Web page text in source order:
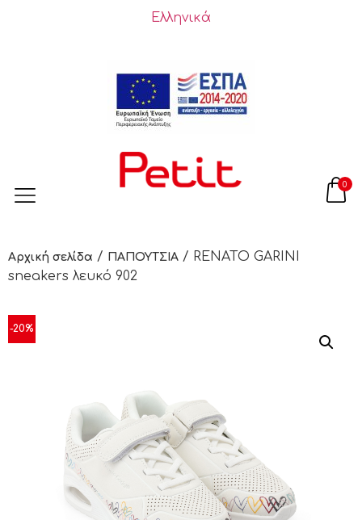
Ελληνικά
0
Αρχική σελίδα / ΠΑΠΟΥΤΣΙΑ / RENATO GARINI
sneakers λευκό 902
-20%